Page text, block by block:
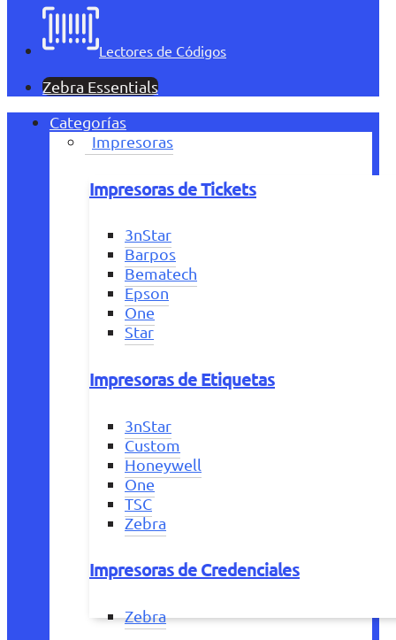
Lectores de Códigos
Zebra Essentials
Categorías
Impresoras
Impresoras de Tickets
3nStar
Barpos
Bematech
Epson
One
Star
Impresoras de Etiquetas
3nStar
Custom
Honeywell
One
TSC
Zebra
Impresoras de Credenciales
Zebra